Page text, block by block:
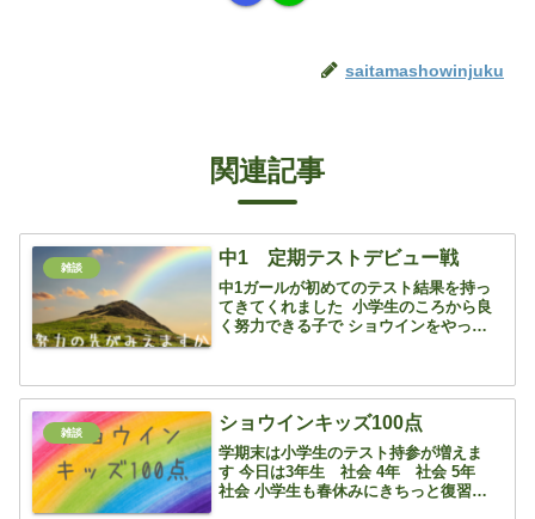
saitamashowinjuku
関連記事
雑談 中1 定期テストデビュー戦
中1ガールが初めてのテスト結果を持っ
てきてくれました 小学生のころから良
く努力できる子で ショウインをやった
した雰囲気を感じていました テスト前
は毎日コツコ...
雑談 ショウインキッズ100点
学期末は小学生のテスト持参が増えま
す 今日は3年生 社会 4年 社会 5年
社会 小学生も春休みにきちっと復習をし